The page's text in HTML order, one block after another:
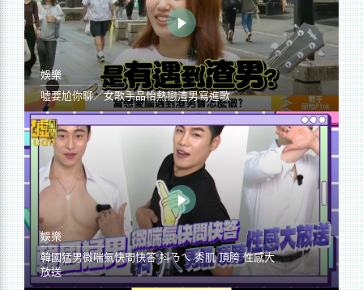
娛樂
噓要尬你聊／女歌手品怡熱戀渣男寫進歌
娛樂
韓國猛男微喘氣快問快答 抖ㄋㄟ 秀肌 頂胯 性感大
放送